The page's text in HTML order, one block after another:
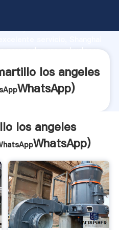
fuerza de
proveedor crea el valor y
los angeles
WhatsApp)
los angeles
WhatsApp)